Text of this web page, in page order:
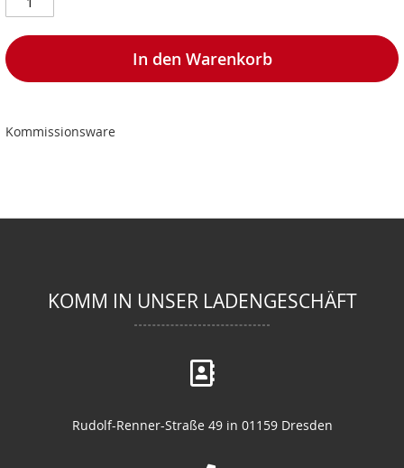
In den Warenkorb
Kommissionsware
KOMM IN UNSER LADENGESCHÄFT
Rudolf-Renner-Straße 49 in 01159 Dresden